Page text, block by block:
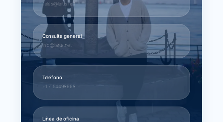
sales@larus.net
Consulta general
info@larus.net
Teléfono
+1 7154498968
Línea de oficina